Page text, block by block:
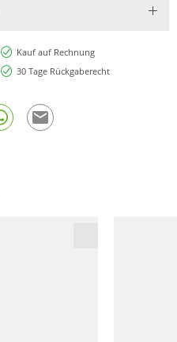
Kauf auf Rechnung
30 Tage Rückgaberecht